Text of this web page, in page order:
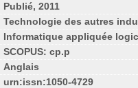
Publié, 2011
Technologie des autres
Informatique appliquée
SCOPUS: cp.p
Anglais
urn:issn:1050-4729